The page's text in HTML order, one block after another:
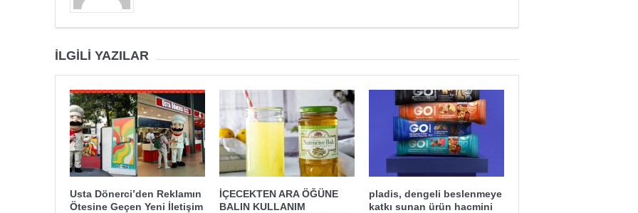
İLGILI YAZILAR
Usta Dönerci’den Reklamın
Ötesine Geçen Yeni İletişim
İÇECEKTEN ARA ÖĞÜNE
BALIN KULLANIM
pladis, dengeli beslenmeye
katkı sunan ürün hacmini